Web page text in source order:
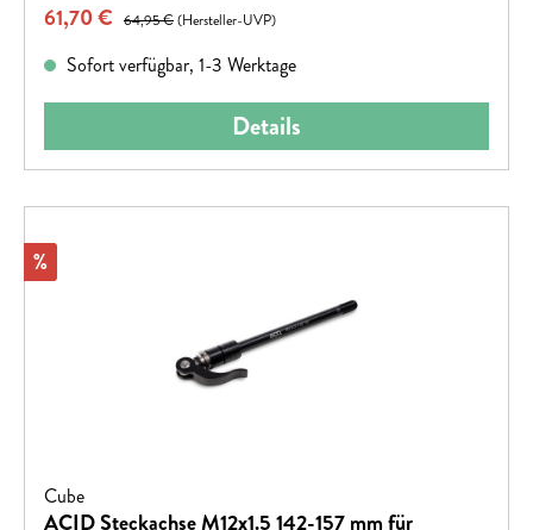
Verkaufspreis:
61,70 € Regulärer Preis:
64,95 €(Hersteller-UVP)
Sofort verfügbar, 1-3 Werktage
Details
Rabatt
%
Cube
ACID Steckachse M12x1.5 142-157 mm für